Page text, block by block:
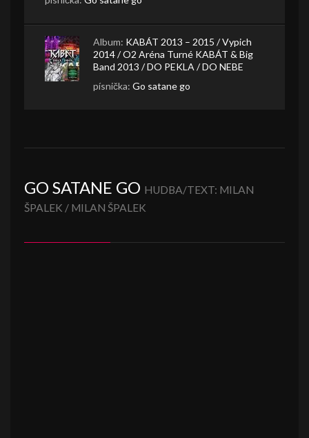
Album: KABÁT 2013 – 2015 / Vypich
2014 / O2 Aréna Turné KABÁT & Big
Band 2013 / DO PEKLA / DO NEBE
písnička: Go satane go
GO SATANE GO HUDBA/TEXT: MILAN
ŠPALEK / MILAN ŠPALEK